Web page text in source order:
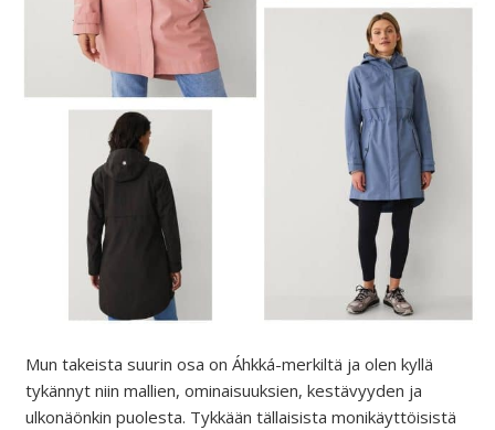
Mun takeista suurin osa on Áhkká-merkiltä ja olen kyllä
tykännyt niin mallien, ominaisuuksien, kestävyyden ja
ulkonäönkin puolesta. Tykkään tällaisista monikäyttöisistä